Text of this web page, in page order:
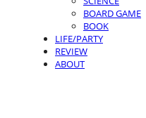
BOARD GAME
BOOK
LIFE/PARTY
REVIEW
ABOUT